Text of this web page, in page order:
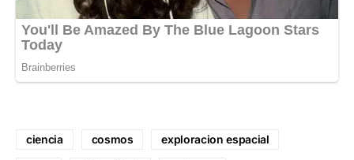
ciencia cosmos exploracion espacial